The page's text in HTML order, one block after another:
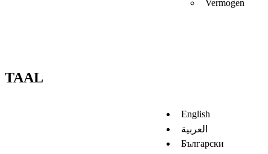
Vermogen
TAAL
English
العربية
Български